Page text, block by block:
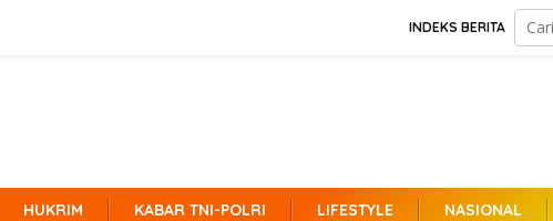
INDEKS BERITA
HUKRIM KABAR TNI-POLRI LIFESTYLE NASIONAL